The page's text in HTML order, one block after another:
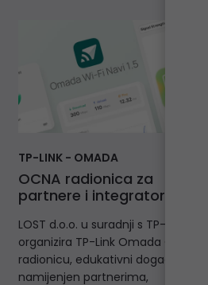
TP-LINK - OMADA
OCNA radionica za
partnere i integratore
LOST d.o.o. u suradnji s TP-Linkom
organizira TP-Link Omada OCNA
radionicu, edukativni događaj
namijenjen partnerima,